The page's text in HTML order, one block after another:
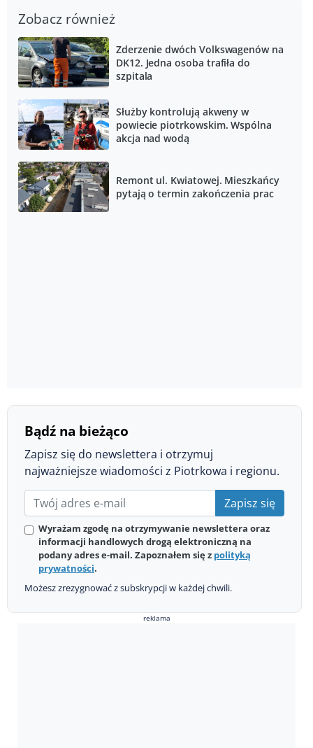
Zobacz również
Zderzenie dwóch Volkswagenów na
DK12. Jedna osoba trafiła do
szpitala
Służby kontrolują akweny w
powiecie piotrkowskim. Wspólna
akcja nad wodą
Remont ul. Kwiatowej. Mieszkańcy
pytają o termin zakończenia prac
Bądź na bieżąco
Zapisz się do newslettera i otrzymuj
najważniejsze wiadomości z Piotrkowa i regionu.
Zapisz się
Wyrażam zgodę na otrzymywanie newslettera oraz
informacji handlowych drogą elektroniczną na
podany adres e-mail. Zapoznałem się z polityką
prywatności.
Możesz zrezygnować z subskrypcji w każdej chwili.
reklama